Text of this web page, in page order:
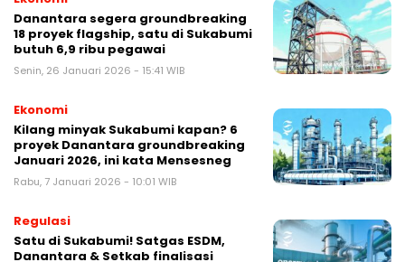
Danantara segera groundbreaking
18 proyek flagship, satu di Sukabumi
butuh 6,9 ribu pegawai
Senin, 26 Januari 2026 - 15:41 WIB
Ekonomi
Kilang minyak Sukabumi kapan? 6
proyek Danantara groundbreaking
Januari 2026, ini kata Mensesneg
Rabu, 7 Januari 2026 - 10:01 WIB
Regulasi
Satu di Sukabumi! Satgas ESDM,
Danantara & Setkab finalisasi